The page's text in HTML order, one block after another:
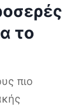
το
πιο